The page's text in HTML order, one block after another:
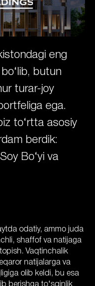
eng
butun
turar-joy
ega.
to‘rtta asosiy
berdik:
Bo‘yi va
odatiy, ammo juda
shaffof va natijaga
Vaqtinchalik
natijalarga va
olib keldi, bu esa